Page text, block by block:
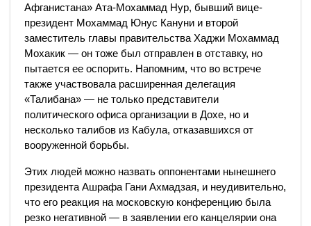
Афганистана» Ата-Мохаммад Нур, бывший вице-
президент Мохаммад Юнус Кануни и второй
заместитель главы правительства Хаджи Мохаммад
Мохакик — он тоже был отправлен в отставку, но
пытается ее оспорить. Напомним, что во встрече
также участвовала расширенная делегация
«Талибана» — не только представители
политического офиса организации в Дохе, но и
несколько талибов из Кабула, отказавшихся от
вооруженной борьбы.
Этих людей можно назвать оппонентами нынешнего
президента Ашрафа Гани Ахмадзая, и неудивительно,
что его реакция на московскую конференцию была
резко негативной — в заявлении его канцелярии она